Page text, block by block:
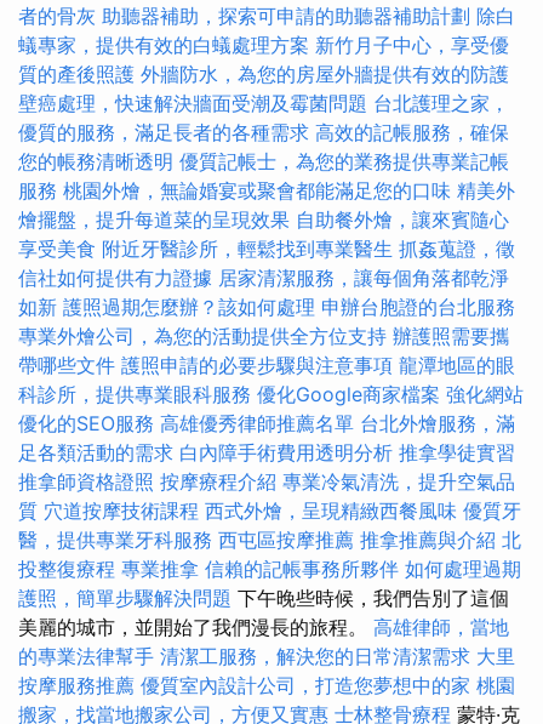
者的骨灰 助聽器補助，探索可申請的助聽器補助計劃 除白
蟻專家，提供有效的白蟻處理方案 新竹月子中心，享受優
質的產後照護 外牆防水，為您的房屋外牆提供有效的防護
壁癌處理，快速解決牆面受潮及霉菌問題 台北護理之家，
優質的服務，滿足長者的各種需求 高效的記帳服務，確保
您的帳務清晰透明 優質記帳士，為您的業務提供專業記帳
服務 桃園外燴，無論婚宴或聚會都能滿足您的口味 精美外
燴擺盤，提升每道菜的呈現效果 自助餐外燴，讓來賓隨心
享受美食 附近牙醫診所，輕鬆找到專業醫生 抓姦蒐證，徵
信社如何提供有力證據 居家清潔服務，讓每個角落都乾淨
如新 護照過期怎麼辦？該如何處理 申辦台胞證的台北服務
專業外燴公司，為您的活動提供全方位支持 辦護照需要攜
帶哪些文件 護照申請的必要步驟與注意事項 龍潭地區的眼
科診所，提供專業眼科服務 優化Google商家檔案 強化網站
優化的SEO服務 高雄優秀律師推薦名單 台北外燴服務，滿
足各類活動的需求 白內障手術費用透明分析 推拿學徒實習
推拿師資格證照 按摩療程介紹 專業冷氣清洗，提升空氣品
質 穴道按摩技術課程 西式外燴，呈現精緻西餐風味 優質牙
醫，提供專業牙科服務 西屯區按摩推薦 推拿推薦與介紹 北
投整復療程 專業推拿 信賴的記帳事務所夥伴 如何處理過期
護照，簡單步驟解決問題 下午晚些時候，我們告別了這個
美麗的城市，並開始了我們漫長的旅程。 高雄律師，當地
的專業法律幫手 清潔工服務，解決您的日常清潔需求 大里
按摩服務推薦 優質室內設計公司，打造您夢想中的家 桃園
搬家，找當地搬家公司，方便又實惠 士林整骨療程 蒙特·克